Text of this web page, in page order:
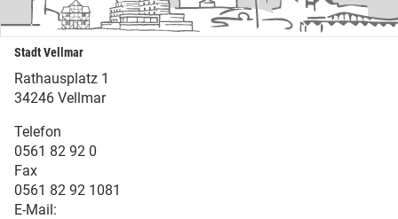
Stadt Vellmar
Rathausplatz 1
34246 Vellmar
Telefon
0561 82 92 0
Fax
0561 82 92 1081
E-Mail: